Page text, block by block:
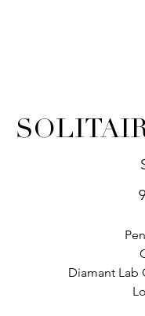
Diamant Lab